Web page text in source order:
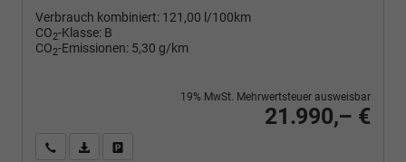
Verbrauch kombiniert: 121,00 l/100km
CO2-Klasse: B
CO2-Emissionen: 5,30 g/km
21.990,– €
19% MwSt. Mehrwertsteuer ausweisbar
Wir rufen Sie anPDF-Fahrzeugexposé drucken